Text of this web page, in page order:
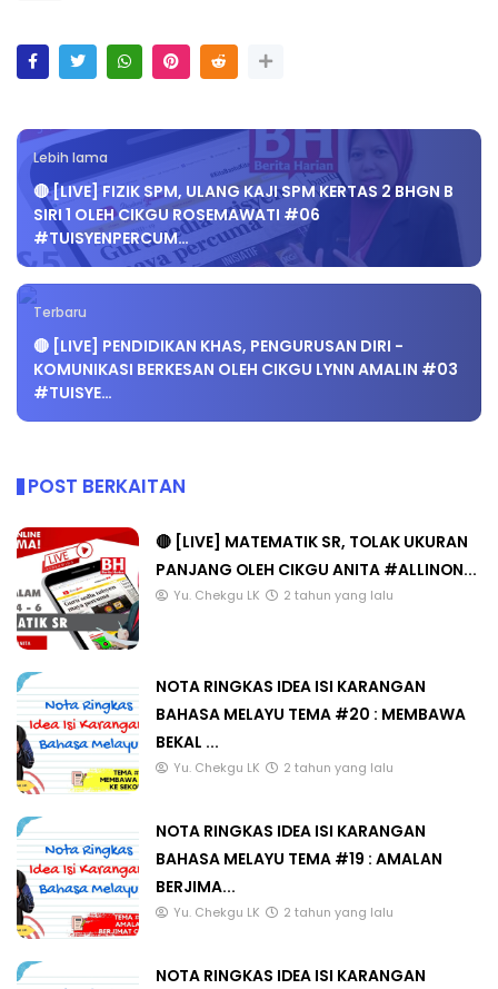
Lebih lama
🔴 [LIVE] FIZIK SPM, ULANG KAJI SPM KERTAS 2 BHGN B
SIRI 1 OLEH CIKGU ROSEMAWATI #06
#TUISYENPERCUM…
Terbaru
🔴 [LIVE] PENDIDIKAN KHAS, PENGURUSAN DIRI -
KOMUNIKASI BERKESAN OLEH CIKGU LYNN AMALIN #03
#TUISYE…
POST BERKAITAN
🔴 [LIVE] MATEMATIK SR, TOLAK UKURAN
PANJANG OLEH CIKGU ANITA #ALLINON...
Yu. Chekgu LK 2 tahun yang lalu
NOTA RINGKAS IDEA ISI KARANGAN
BAHASA MELAYU TEMA #20 : MEMBAWA
BEKAL ...
Yu. Chekgu LK 2 tahun yang lalu
NOTA RINGKAS IDEA ISI KARANGAN
BAHASA MELAYU TEMA #19 : AMALAN
BERJIMA...
Yu. Chekgu LK 2 tahun yang lalu
NOTA RINGKAS IDEA ISI KARANGAN